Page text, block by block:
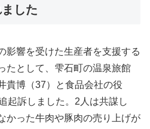
した
影響を受けた生産者を支援する
たとして、雫石町の温泉旅館
貴博（37）と食品会社の役
起訴しました。2人は共謀し
かった牛肉や豚肉の売り上げが